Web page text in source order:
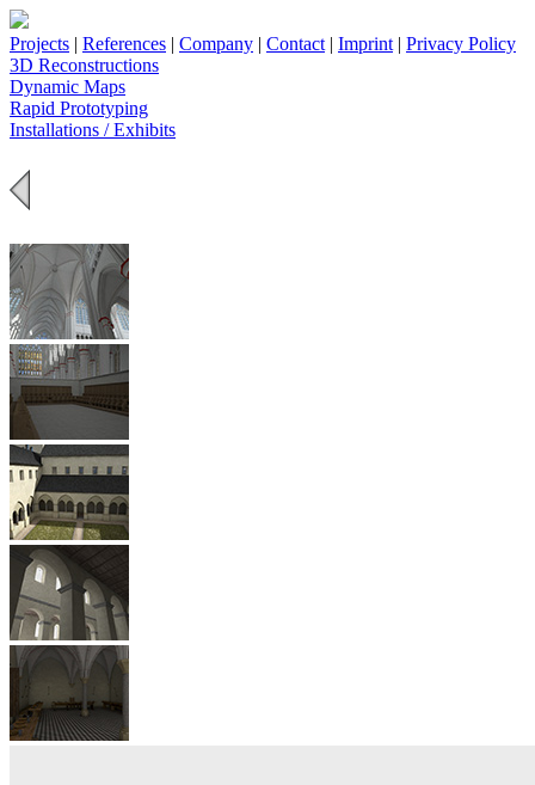
Projects | References | Company | Contact | Imprint | Privacy Policy
3D Reconstructions
Dynamic Maps
Rapid Prototyping
Installations / Exhibits